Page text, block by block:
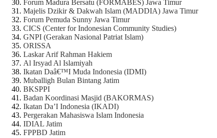
Forum Madura Bersatu (FORMABES) Jawa Timur
Majelis Dzikir & Dakwah Islam (MADDIA) Jawa Timur
Forum Pemuda Sunny Jawa Timur
CICS (Center for Indonesian Community Studies)
GNPI (Gerakan Nasional Patriat Islam)
ORISSA
Laskar Arif Rahman Hakiem
Al Irsyad Al Islamiyah
Ikatan Daâ€™I Muda Indonesia (IDMI)
Muballigh Bulan Bintang Jatim
BKSPPI
Badan Koordinasi Masjid (BAKORMAS)
Ikatan Da’I Indonesia (IKADI)
Pergerakan Mahasiswa Islam Indonesia
IDIAL Jatim
FPPBD Jatim